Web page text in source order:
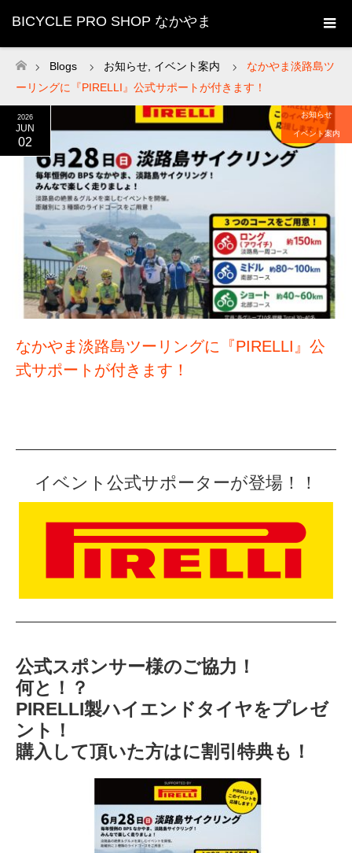
BICYCLE PRO SHOP なかやま
ホーム
Blogs お知らせ イベント案内
なかやま淡路島ツ
ーリングに『PIRELLI』公式サポートが付きます！
2026
JUN
02
お知らせ
イベント案内
なかやま淡路島ツーリングに『PIRELLI』公
式サポートが付きます！
イベント公式サポーターが登場！！
公式スポンサー様のご協力！
何と！？
PIRELLI製ハイエンドタイヤをプレゼ
ント！
購入して頂いた方はに割引特典も！